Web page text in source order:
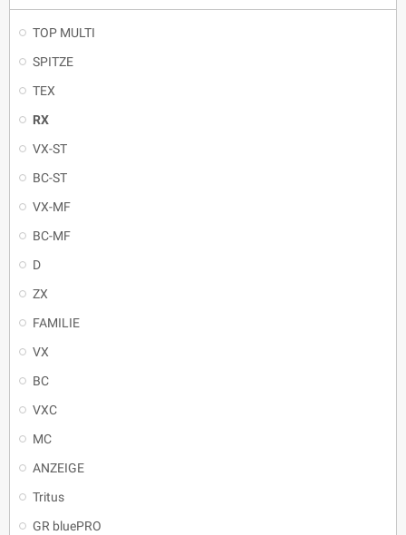
TOP MULTI
SPITZE
TEX
RX
VX-ST
BC-ST
VX-MF
BC-MF
D
ZX
FAMILIE
VX
BC
VXC
MC
ANZEIGE
Tritus
GR bluePRO